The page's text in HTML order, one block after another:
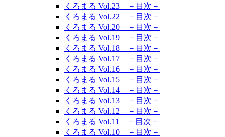
くろまる Vol.23 －目次－
くろまる Vol.22 －目次－
くろまる Vol.20 －目次－
くろまる Vol.19 －目次－
くろまる Vol.18 －目次－
くろまる Vol.17 －目次－
くろまる Vol.16 －目次－
くろまる Vol.15 －目次－
くろまる Vol.14 －目次－
くろまる Vol.13 －目次－
くろまる Vol.12 －目次－
くろまる Vol.11 －目次－
くろまる Vol.10 －目次－